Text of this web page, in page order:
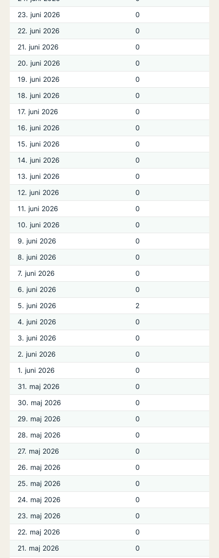
23. juni 2026
0
22. juni 2026
0
21. juni 2026
0
20. juni 2026
0
19. juni 2026
0
18. juni 2026
0
17. juni 2026
0
16. juni 2026
0
15. juni 2026
0
14. juni 2026
0
13. juni 2026
0
12. juni 2026
0
11. juni 2026
0
10. juni 2026
0
9. juni 2026
0
8. juni 2026
0
7. juni 2026
0
6. juni 2026
0
5. juni 2026
2
4. juni 2026
0
3. juni 2026
0
2. juni 2026
0
1. juni 2026
0
31. maj 2026
0
30. maj 2026
0
29. maj 2026
0
28. maj 2026
0
27. maj 2026
0
26. maj 2026
0
25. maj 2026
0
24. maj 2026
0
23. maj 2026
0
22. maj 2026
0
21. maj 2026
0